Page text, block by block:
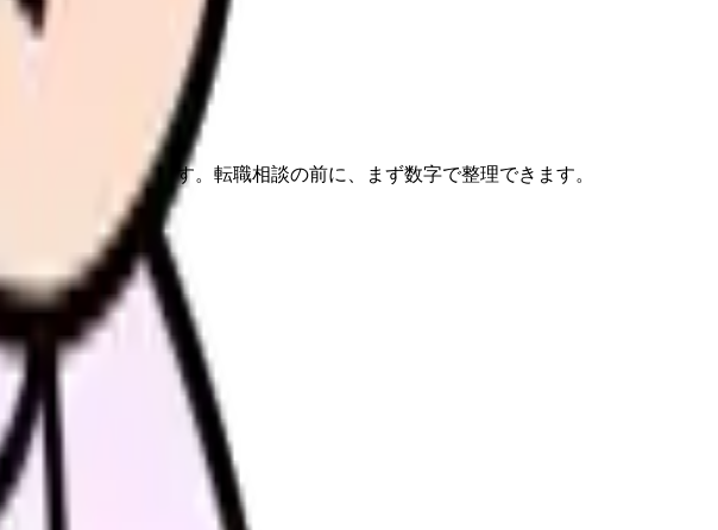
げる余地が見えます。転職相談の前に、まず数字で整理できます。
す。